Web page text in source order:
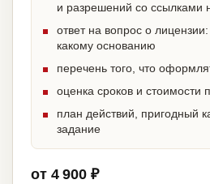
и разрешений со ссылками
ответ на вопрос о
какому основанию
перечень того, что
оценка сроков и стоимости
план действий, пригодный
задание
от 4 900 ₽